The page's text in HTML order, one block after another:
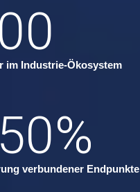
im Industrie-Ökosystem
%
verbundener Endpunkte